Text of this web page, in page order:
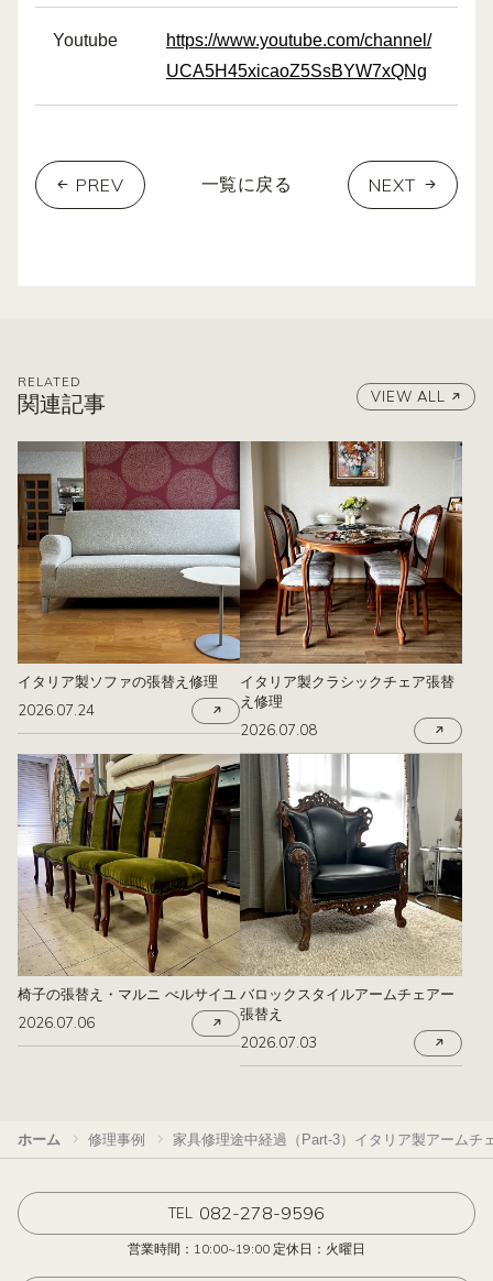
Youtube
https://www.youtube.com/channel/
UCA5H45xicaoZ5SsBYW7xQNg
PREV 一覧に戻る NEXT
RELATED
関連記事 VIEW ALL
イタリア製ソファの張替え修理
2026.07.24
イタリア製クラシックチェア張替
え修理
2026.07.08
椅子の張替え・マルニ べルサイユ
2026.07.06
バロックスタイルアームチェアー
張替え
2026.07.03
ホーム 修理事例 家具修理途中経過（Part-3）イタリア製アームチ
TEL 082-278-9596
営業時間：10:00~19:00 定休日：火曜日